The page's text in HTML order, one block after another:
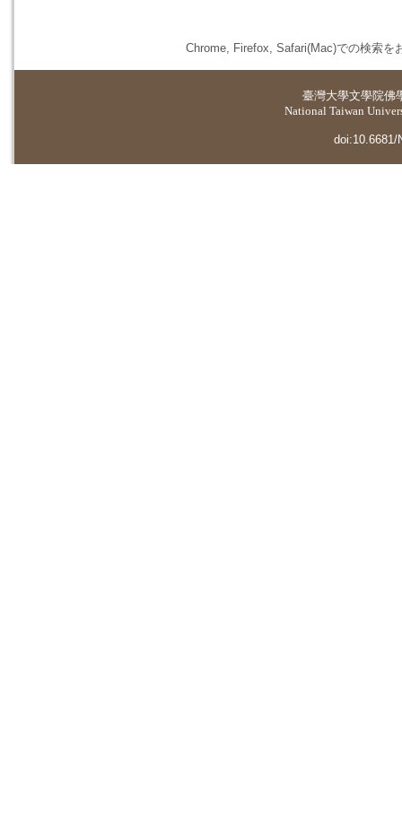
Chrome, Firefox, Safari(Mac)での検索を
臺灣大學文學院佛
National Taiwan
doi:10.6681/